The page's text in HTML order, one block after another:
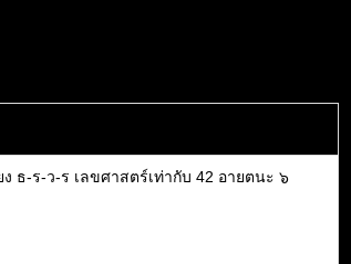
ธ-ร-ว-ร เลขศาสตร์เท่ากับ 42 อายตนะ ๖